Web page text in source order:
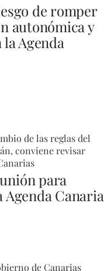
de romper
autonómica y
Agenda
de las reglas del
conviene revisar
para
Canaria
de Canarias